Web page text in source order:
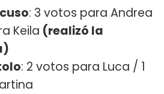
: 3 votos para Andrea
Keila (realizó la
: 2 votos para Luca / 1